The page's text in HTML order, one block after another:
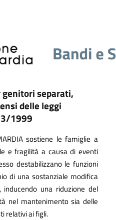
genitori separati,
delle leggi
1999
sostiene le famiglie a
e fragilità a causa di eventi
destabilizzano le funzioni
di una sostanziale modifica
inducendo una riduzione del
nel mantenimento sia delle
relativi ai figli.